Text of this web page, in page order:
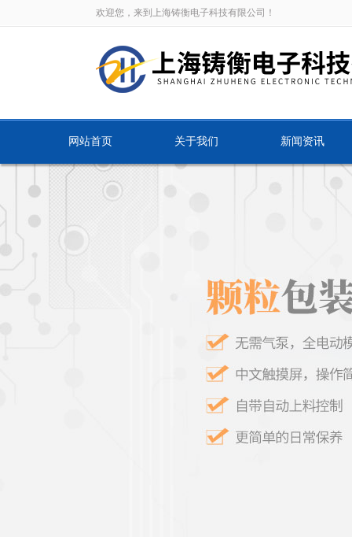
欢迎您，来到上海铸衡电子科技有限公司！
网站首页 关于我们 新闻资讯